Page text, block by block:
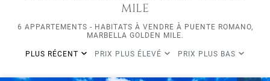
MILE
6 APPARTEMENTS - HABITATS À VENDRE À PUENTE ROMANO,
MARBELLA GOLDEN MILE.
PLUS RÉCENT PRIX PLUS ÉLEVÉ PRIX PLUS BAS